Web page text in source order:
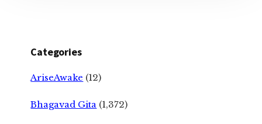
Categories
AriseAwake (12)
Bhagavad Gita (1,372)